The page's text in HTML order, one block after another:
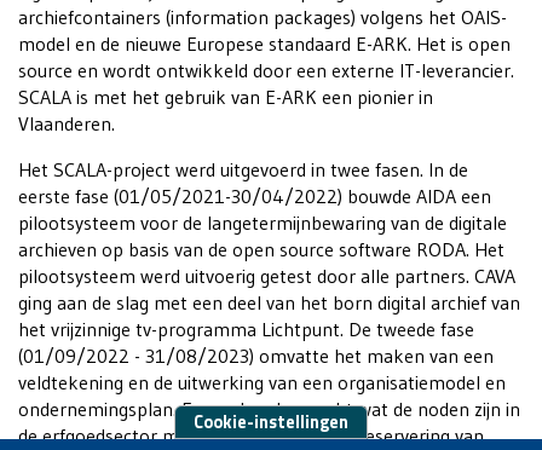
archiefcontainers (information packages) volgens het OAIS-
model en de nieuwe Europese standaard E-ARK. Het is open
source en wordt ontwikkeld door een externe IT-leverancier.
SCALA is met het gebruik van E-ARK een pionier in
Vlaanderen.
Het SCALA-project werd uitgevoerd in twee fasen. In de
eerste fase (01/05/2021-30/04/2022) bouwde AIDA een
pilootsysteem voor de langetermijnbewaring van de digitale
archieven op basis van de open source software RODA. Het
pilootsysteem werd uitvoerig getest door alle partners. CAVA
ging aan de slag met een deel van het born digital archief van
het vrijzinnige tv-programma Lichtpunt. De tweede fase
(01/09/2022 - 31/08/2023) omvatte het maken van een
veldtekening en de uitwerking van een organisatiemodel en
ondernemingsplan. Er werd onderzoecht wat de noden zijn in
de erfgoedsector met betrekkening tot preservering van
Cookie-instellingen